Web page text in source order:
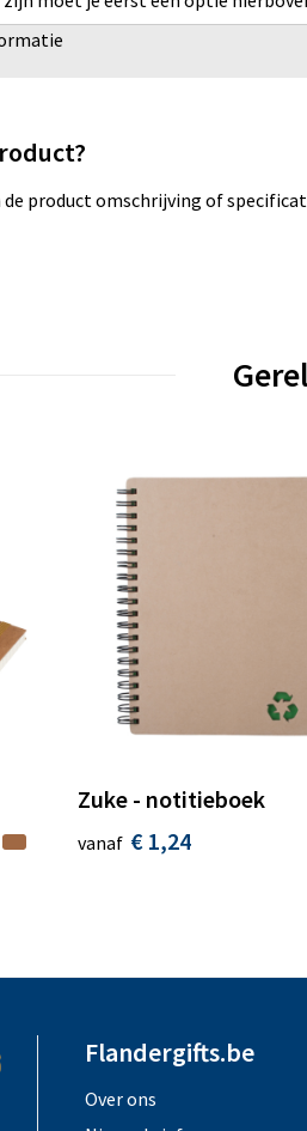
product omschrijving of
Zuke - notitieboek
vanaf € 1,24
Flandergifts.be
Over ons